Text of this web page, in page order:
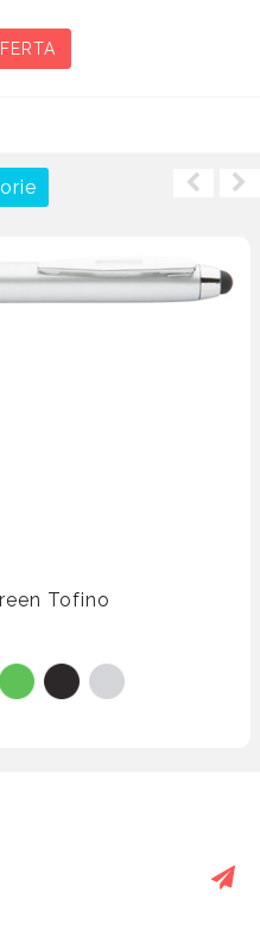
Tofino